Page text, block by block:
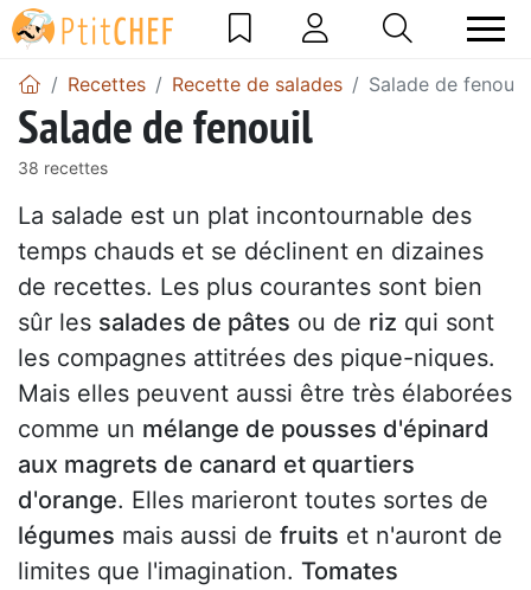
Recettes Recette de salades Salade de fenouil
Salade de fenouil
38 recettes
La salade est un plat incontournable des
temps chauds et se déclinent en dizaines
de recettes. Les plus courantes sont bien
sûr les salades de pâtes ou de riz qui sont
les compagnes attitrées des pique-niques.
Mais elles peuvent aussi être très élaborées
comme un mélange de pousses d'épinard
aux magrets de canard et quartiers
d'orange. Elles marieront toutes sortes de
légumes mais aussi de fruits et n'auront de
limites que l'imagination. Tomates